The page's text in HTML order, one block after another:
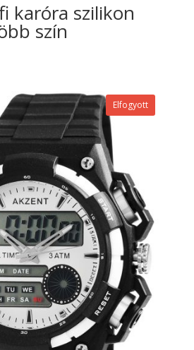
karóra szilikon
szín
525 Ft.
Elfogyott